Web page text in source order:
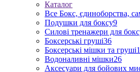
Каталог
Все Бокс, єдиноборства,
Подушки для боксу9
Силові тренажери для
Боксерські груші36
Боксерські мішки та груші
Водоналивні мішки26
Аксесуари для бойових